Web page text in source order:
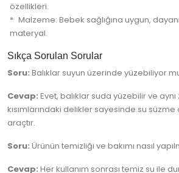
özellikleri.
Malzeme: Bebek sağlığına uygun,
materyal.
Sıkça Sorulan Sorular
Soru: Balıklar suyun üzerinde yüzebiliyor
Cevap: Evet, balıklar suda yüzebilir ve
kısımlarındaki delikler sayesinde su
araçtır.
Soru: Ürünün temizliği ve bakımı nasıl
Cevap: Her kullanım sonrası temiz su ile